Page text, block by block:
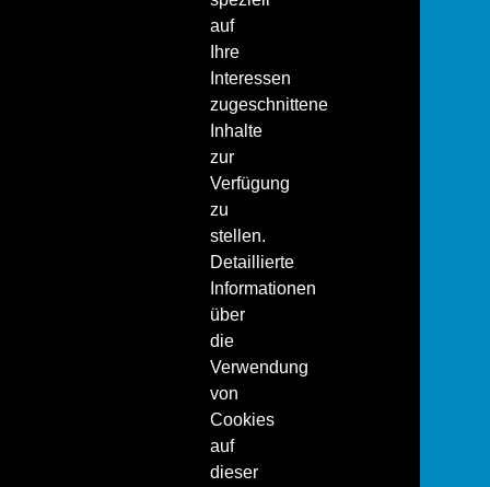
auf
Ihre
Interessen
zugeschnittene
Inhalte
zur
Verfügung
zu
stellen.
Detaillierte
Informationen
über
die
Verwendung
von
Cookies
auf
dieser